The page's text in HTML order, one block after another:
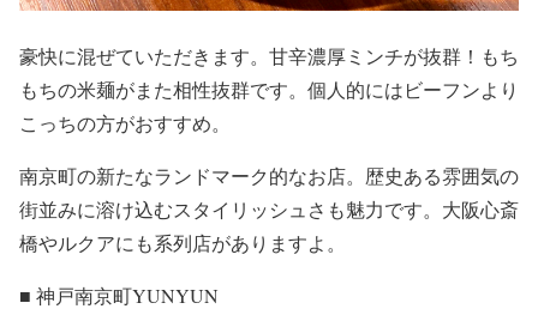
豪快に混ぜていただきます。甘辛濃厚ミンチが抜群！もち
もちの米麺がまた相性抜群です。個人的にはビーフンより
こっちの方がおすすめ。
南京町の新たなランドマーク的なお店。歴史ある雰囲気の
街並みに溶け込むスタイリッシュさも魅力です。大阪心斎
橋やルクアにも系列店がありますよ。
■ 神戸南京町YUNYUN